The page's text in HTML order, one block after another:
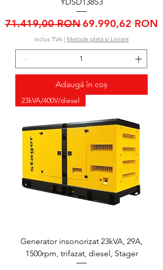
YDSD138S3
Preț normal
71.419,00 RONPreț redus
69.990,62 RON
inclus TVA | Metode plata si Livrare
Adaugă în coș
23kVA/400V/diesel
​​​​​​​Generator insonorizat 23kVA, 29A,
1500rpm, trifazat, diesel, Stager